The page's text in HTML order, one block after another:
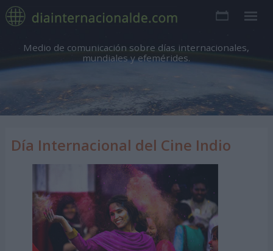
Medio de comunicación sobre días internacionales,
mundiales y efemérides.
Día Internacional del Cine Indio